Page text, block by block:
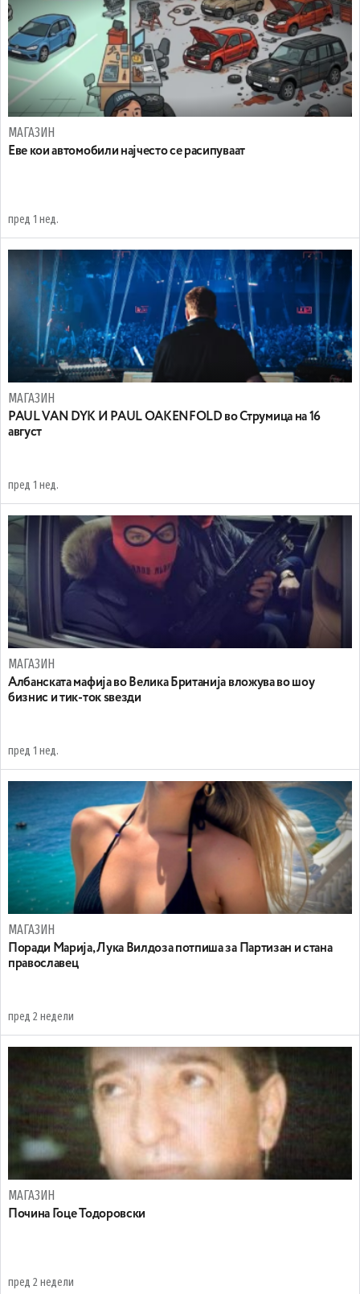
МАГАЗИН
Еве кои автомобили најчесто се расипуваат
пред 1 нед.
МАГАЗИН
PAUL VAN DYK И PAUL OAKENFOLD во Струмица на 16
август
пред 1 нед.
МАГАЗИН
Aлбанската мафија во Велика Британија вложува во шоу
бизнис и тик-ток ѕвезди
пред 1 нед.
МАГАЗИН
Поради Марија, Лука Вилдоза потпиша за Партизан и стана
православец
пред 2 недели
МАГАЗИН
Почина Гоце Тодоровски
пред 2 недели